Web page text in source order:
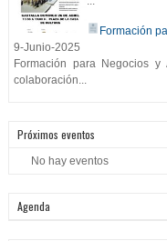
Formación
9-Junio-2025
Formación para Negocios y
colaboración...
Próximos eventos
No hay eventos
Agenda